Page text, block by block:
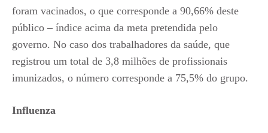
foram vacinados, o que corresponde a 90,66% deste
público – índice acima da meta pretendida pelo
governo. No caso dos trabalhadores da saúde, que
registrou um total de 3,8 milhões de profissionais
imunizados, o número corresponde a 75,5% do grupo.
Influenza